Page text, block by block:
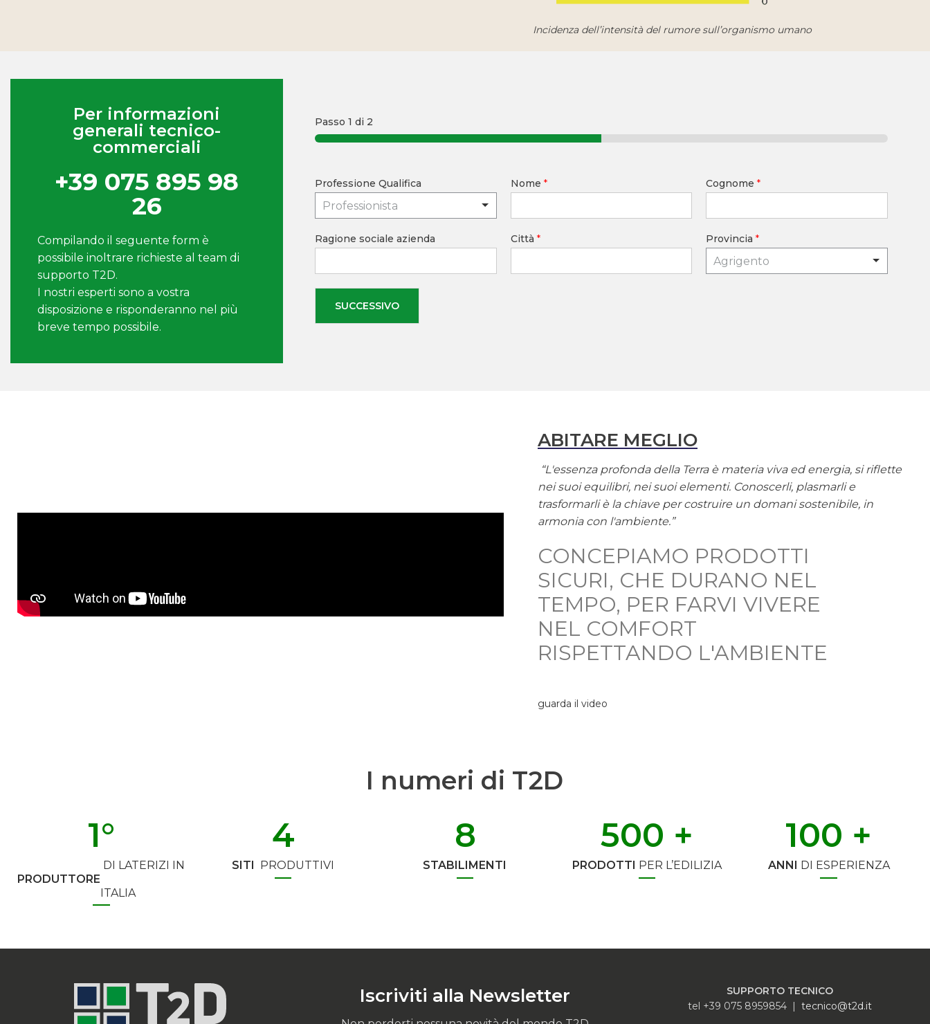
Incidenza dell’intensità del rumore sull’organismo umano
Per informazioni
generali tecnico-
commerciali
+39 075 895 98
26
Compilando il seguente form è
possibile inoltrare richieste al team di
supporto T2D.
I nostri esperti sono a vostra
disposizione e risponderanno nel più
breve tempo possibile.
Passo1 di 2
Professione Qualifica
Professionista
Nome * Cognome*
Ragione sociale azienda Città * Provincia*
Agrigento
SUCCESSIVO
ABITARE MEGLIO
“L'essenza profonda della Terra è materia viva ed energia, si riflette
nei suoi equilibri, nei suoi elementi. Conoscerli, plasmarli e
trasformarli è la chiave per costruire un domani sostenibile, in
armonia con l'ambiente.”
CONCEPIAMO PRODOTTI
SICURI, CHE DURANO NEL
TEMPO, PER FARVI VIVERE
NEL COMFORT
RISPETTANDO L'AMBIENTE
guarda il video
I numeri di T2D
PRODUTTORE
DI LATERIZI IN
ITALIA
1°
SITI PRODUTTIVI
4
STABILIMENTI
8
PRODOTTI PER L’EDILIZIA
500 +
ANNI DI ESPERIENZA
100 +
Iscriviti alla Newsletter
SUPPORTO TECNICO
tel +39 075 8959854 | tecnico@t2d.it